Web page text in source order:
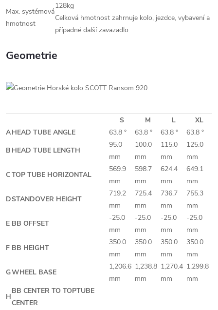
Max. systémová
hmotnost
128kg
Celková hmotnost zahrnuje kolo, jezdce, vybavení a
případné další zavazadlo
Geometrie
S M L
XL
AHEAD TUBE ANGLE 63.8 ° 63.8 ° 63.8 °
63.8 °
B HEAD TUBE LENGTH
95.0
mm
100.0
mm
115.0
mm
125.0
mm
CTOP TUBE HORIZONTAL
569.9
mm
598.7
mm
624.4
mm
649.1
mm
DSTANDOVER HEIGHT
719.2
mm
725.4
mm
736.7
mm
755.3
mm
E BB OFFSET
-25.0
mm
-25.0
mm
-25.0
mm
-25.0
mm
F BB HEIGHT
350.0
mm
350.0
mm
350.0
mm
350.0
mm
GWHEEL BASE
1,206.6
mm
1,238.8
mm
1,270.4
mm
1,299.8
mm
H
BB CENTER TO TOPTUBE
CENTER